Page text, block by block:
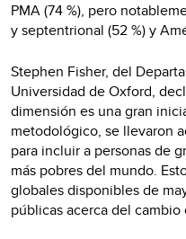
PMA (74 %), pero
y septentrional (52 %) y
Stephen Fisher, del
Universidad de Oxford,
dimensión es una gran
metodológico, se llevaron
para incluir a personas de
más pobres del mundo.
globales disponibles de
públicas acerca del cambio